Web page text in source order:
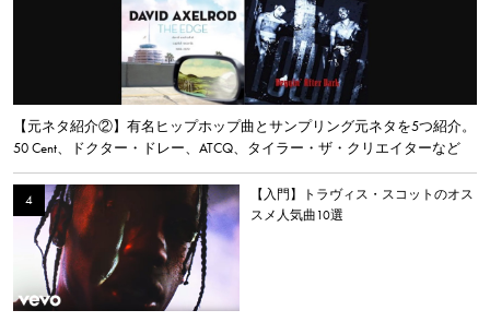
【元ネタ紹介②】有名ヒップホップ曲とサンプリング元ネタを5つ紹介。
50 Cent、ドクター・ドレー、ATCQ、タイラー・ザ・クリエイターなど
【入門】トラヴィス・スコットのオス
スメ人気曲10選